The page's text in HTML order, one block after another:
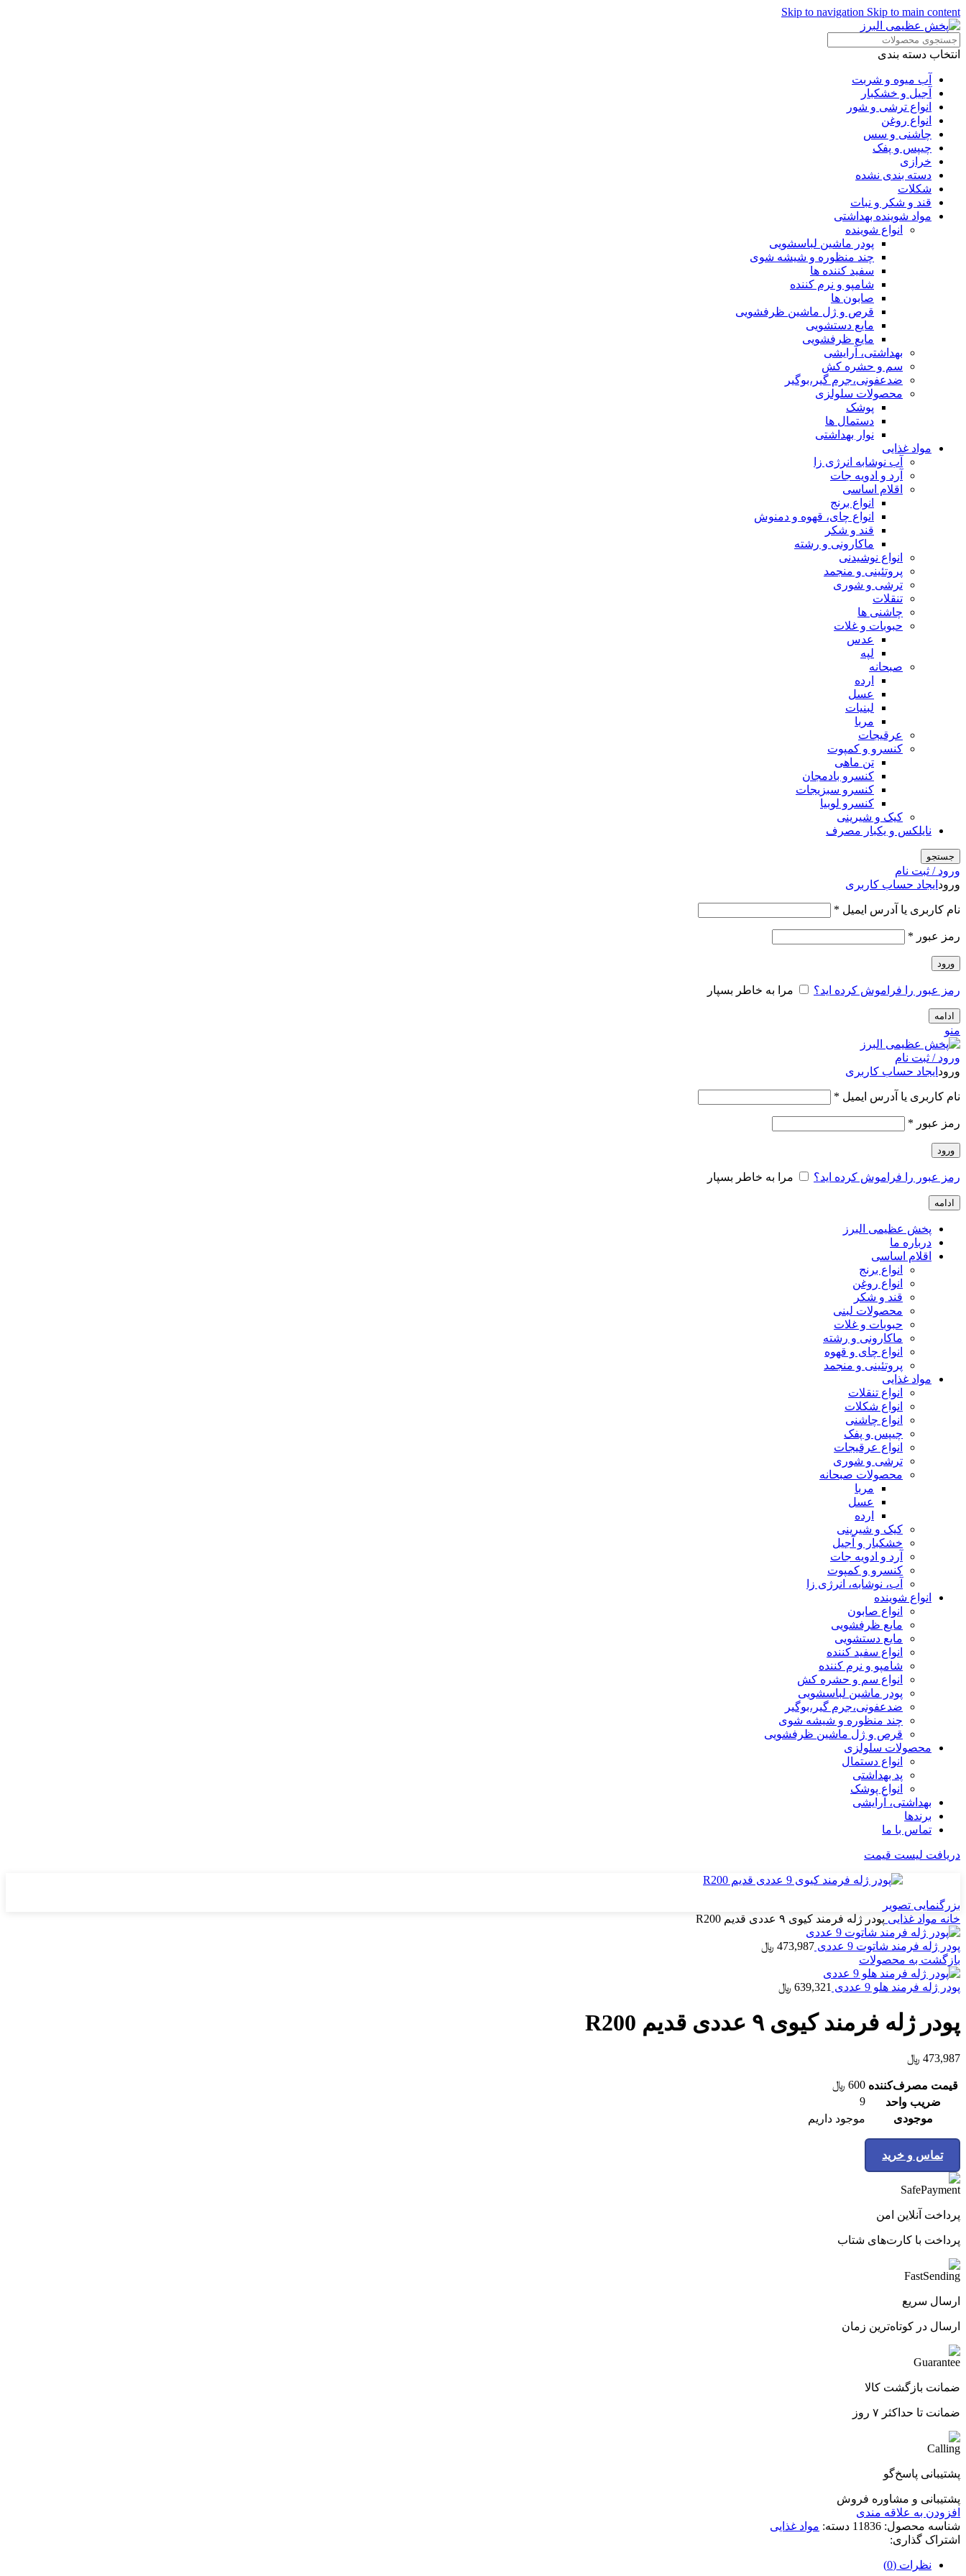
Skip to navigation Skip to main content
انتخاب دسته بندی
آب میوه و شربت
آجیل و خشکبار
انواع ترشی و شور
انواع روغن
چاشنی و سس
چیپس و پفک
خرازی
دسته بندی نشده
شکلات
قند و شکر و نبات
مواد شوینده بهداشتی
انواع شوینده
پودر ماشین لباسشویی
چند منظوره و شیشه شوی
سفید کننده ها
شامپو و نرم کننده
صابون ها
قرص و ژل ماشین ظرفشویی
مایع دستشویی
مایع ظرفشویی
بهداشتی، آرایشی
سم و حشره کش
ضدعفونی،جرم گیر،بوگیر
محصولات سلولزی
پوشک
دستمال ها
نوار بهداشتی
مواد غذایی
آب نوشابه انرژی زا
آرد و ادویه جات
اقلام اساسی
انواع برنج
انواع چای، قهوه و دمنوش
قند و شکر
ماکارونی و رشته
انواع نوشیدنی
پروتئینی و منجمد
ترشی و شوری
تنقلات
چاشنی ها
حبوبات و غلات
عدس
لپه
صبحانه
ارده
عسل
لبنیات
مربا
عرقیجات
کنسرو و کمپوت
تن ماهی
کنسرو بادمجان
کنسرو سبزیجات
کنسرو لوبیا
کیک و شیرینی
نایلکس و یکبار مصرف
جستجو
ورود / ثبت نام
ورود ایجاد حساب کاربری
نام کاربری یا آدرس ایمیل *
رمز عبور *
ورود
رمز عبور را فراموش کرده اید؟ مرا به خاطر بسپار
ادامه
منو
ورود / ثبت نام
ورود ایجاد حساب کاربری
نام کاربری یا آدرس ایمیل *
رمز عبور *
ورود
رمز عبور را فراموش کرده اید؟ مرا به خاطر بسپار
ادامه
پخش عظیمی البرز
درباره ما
اقلام اساسی
انواع برنج
انواع روغن
قند و شکر
محصولات لبنی
حبوبات و غلات
ماکارونی و رشته
انواع چای و قهوه
پروتئینی و منجمد
مواد غذایی
انواع تنقلات
انواع شکلات
انواع چاشنی
چیپس و پفک
انواع عرقیجات
ترشی و شوری
محصولات صبحانه
مربا
عسل
ارده
کیک و شیرینی
خشکبار و آجیل
آرد و ادویه جات
کنسرو و کمپوت
آب، نوشابه، انرژی زا
انواع شوینده
انواع صابون
مایع ظرفشویی
مایع دستشویی
انواع سفید کننده
شامپو و نرم کننده
انواع سم و حشره کش
پودر ماشین لباسشویی
ضدعفونی،جرم گیر،بوگیر
چند منظوره و شیشه شوی
قرص و ژل ماشین ظرفشویی
محصولات سلولزی
انواع دستمال
پد بهداشتی
انواع پوشک
بهداشتی، آرایشی
برندها
تماس با ما
دریافت لیست قیمت
بزرگنمایی تصویر
خانه مواد غذایی پودر ژله فرمند کیوی ۹ عددی قدیم R200
پودر ژله فرمند شاتوت 9 عددی 473,987 ﷼
بازگشت به محصولات
پودر ژله فرمند هلو 9 عددی 639,321 ﷼
پودر ژله فرمند کیوی ۹ عددی قدیم R200
473,987 ﷼
قیمت مصرف‌کننده 600 ﷼
ضریب واحد
9
موجودی
موجود داریم
تماس و خرید
پرداخت آنلاین امن
پرداخت با کارت‌های شتاب
ارسال سریع
ارسال در کوتاه‌ترین زمان
ضمانت بازگشت کالا
ضمانت تا حداکثر ۷ روز
پشتیبانی پاسخ‌گو
پشتیبانی و مشاوره فروش
افزودن به علاقه مندی
شناسه محصول: 11836 دسته: مواد غذایی
اشتراک گذاری:
نظرات (0)